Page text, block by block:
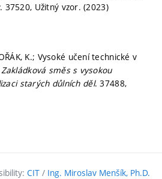
. 37520, Užitný vzor. (2023)
K.; Vysoké učení technické v
Zakládková směs s vysokou
starých důlních děl. 37488,
CIT / Ing. Miroslav Menšík, Ph.D.